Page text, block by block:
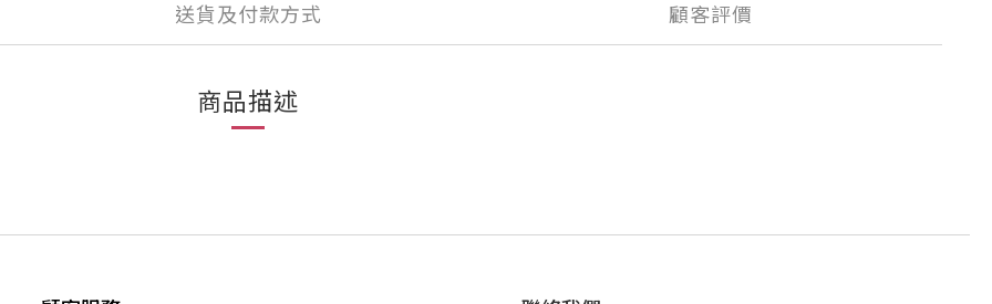
送貨及付款方式 顧客評價
商品描述